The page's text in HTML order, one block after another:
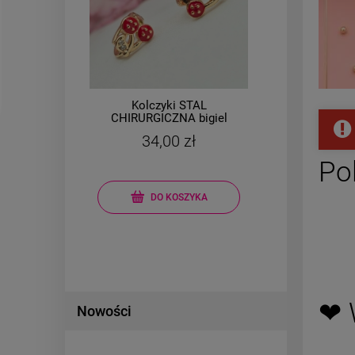
Kolczyki STAL
CHIRURGICZNA bigiel
34,00 zł
DO KOSZYKA
Cena
Nowości ❤